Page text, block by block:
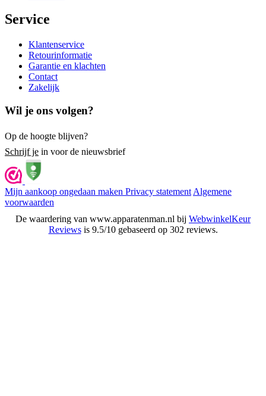
Service
Klantenservice
Retourinformatie
Garantie en klachten
Contact
Zakelijk
Wil je ons volgen?
Op de hoogte blijven?
Schrijf je in voor de nieuwsbrief
Mijn aankoop ongedaan maken Privacy statement Algemene
voorwaarden
De waardering van www.apparatenman.nl bij WebwinkelKeur
Reviewsis 9.5/10 gebaseerd op 302 reviews.